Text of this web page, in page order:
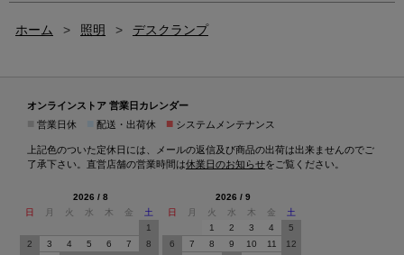
ホーム > 照明 > デスクランプ
オンラインストア 営業日カレンダー
営業日休 配送・出荷休 ■ システムメンテナンス
上記色のついた定休日には、メールの返信及び商品の出荷は出来ませんのでご
了承下さい。直営店舗の営業時間は休業日のお知らせをご覧ください。
2026 / 8
日
月 火 水 木 金
土
1
2
3 4 5 6 7
8
2026 / 9
日
月 火 水 木 金
土
1
2 3 4
5
6
7 8 9 10 11
12